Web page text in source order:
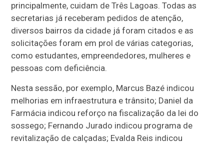
principalmente, cuidam de Três Lagoas. Todas as
secretarias já receberam pedidos de atenção,
diversos bairros da cidade já foram citados e as
solicitações foram em prol de várias categorias,
como estudantes, empreendedores, mulheres e
pessoas com deficiência.
Nesta sessão, por exemplo, Marcus Bazé indicou
melhorias em infraestrutura e trânsito; Daniel da
Farmácia indicou reforço na fiscalização da lei do
sossego; Fernando Jurado indicou programa de
revitalização de calçadas; Evalda Reis indicou